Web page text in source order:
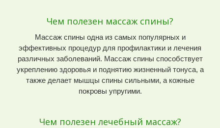
Чем полезен массаж спины?
Массаж спины одна из самых популярных и
эффективных процедур для профилактики и лечения
различных заболеваний. Массаж спины способствует
укреплению здоровья и поднятию жизненный тонуса, а
также делает мышцы спины сильными, а кожные
покровы упругими.
Чем полезен лечебный массаж?